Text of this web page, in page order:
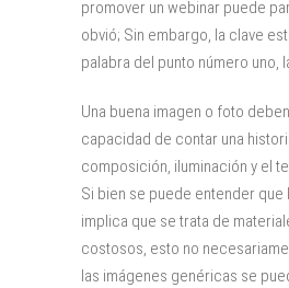
promover un webinar puede
obvió; Sin embargo, la clave
palabra del punto número uno,
Una buena imagen o foto
capacidad de contar una
composición, iluminación y el
Si bien se puede entender que
implica que se trata de
costosos, esto no
las imágenes genéricas se